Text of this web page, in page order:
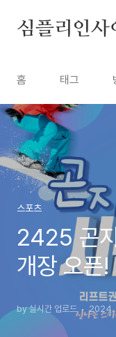
심플리인사
홈 태그
스포츠
2425 곤
개장 오픈!
영 시간
by 실시간 업로드 2024.